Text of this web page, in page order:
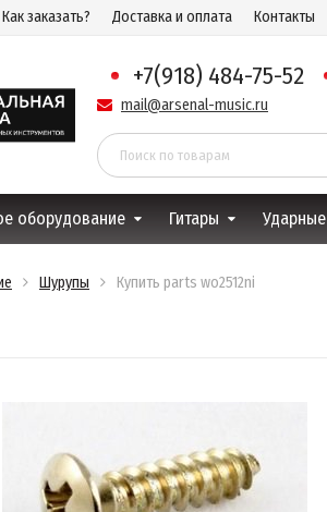
Как заказать? Доставка и оплата Контакты
+7(918) 484-75-52
mail@arsenal-music.ru
оборудование Гитары Ударные
Шурупы Купить parts wo2512ni